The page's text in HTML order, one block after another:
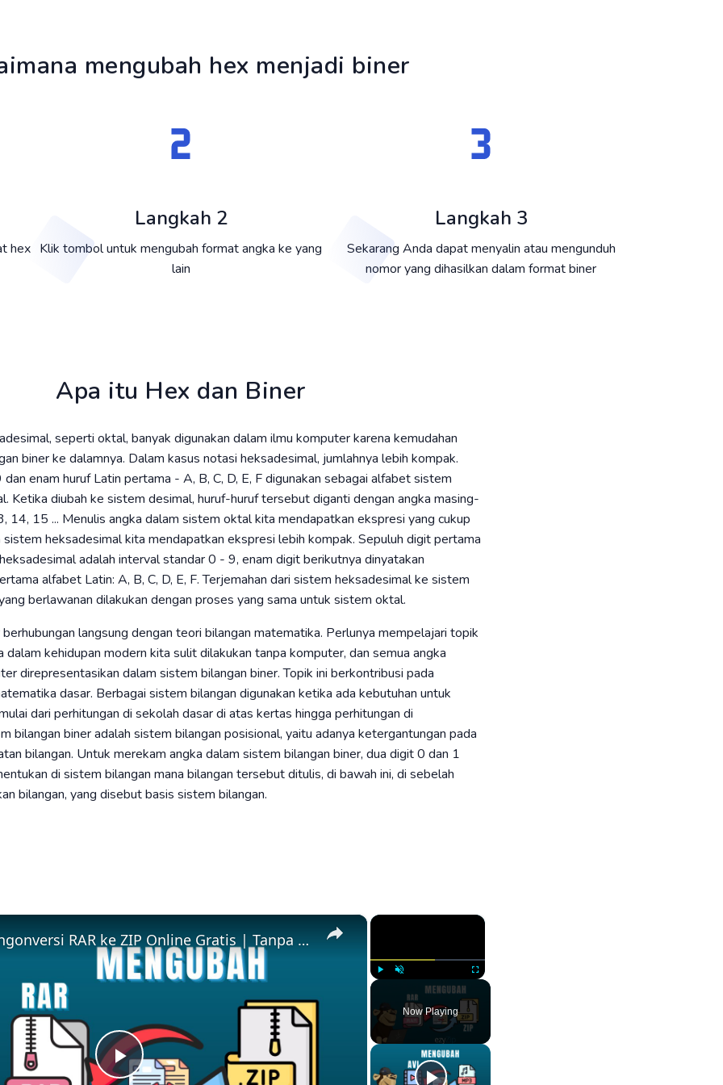
mengubah hex menjadi biner
hex
Langkah 2
Klik tombol untuk mengubah format angka ke yang
lain
Langkah 3
Sekarang Anda dapat menyalin atau mengunduh
nomor yang dihasilkan dalam format biner
Apa itu Hex dan Biner
seperti oktal, banyak digunakan dalam ilmu komputer karena kemudahan
biner ke dalamnya. Dalam kasus notasi heksadesimal, jumlahnya lebih kompak.
enam huruf Latin pertama - A, B, C, D, E, F digunakan sebagai alfabet sistem
Ketika diubah ke sistem desimal, huruf-huruf tersebut diganti dengan angka masing-
14, 15 ... Menulis angka dalam sistem oktal kita mendapatkan ekspresi yang cukup
heksadesimal kita mendapatkan ekspresi lebih kompak. Sepuluh digit pertama
adalah interval standar 0 - 9, enam digit berikutnya dinyatakan
alfabet Latin: A, B, C, D, E, F. Terjemahan dari sistem heksadesimal ke sistem
berlawanan dilakukan dengan proses yang sama untuk sistem oktal.
langsung dengan teori bilangan matematika. Perlunya mempelajari topik
dalam kehidupan modern kita sulit dilakukan tanpa komputer, dan semua angka
direpresentasikan dalam sistem bilangan biner. Topik ini berkontribusi pada
dasar. Berbagai sistem bilangan digunakan ketika ada kebutuhan untuk
dari perhitungan di sekolah dasar di atas kertas hingga perhitungan di
bilangan biner adalah sistem bilangan posisional, yaitu adanya ketergantungan pada
bilangan. Untuk merekam angka dalam sistem bilangan biner, dua digit 0 dan 1
di sistem bilangan mana bilangan tersebut ditulis, di bawah ini, di sebelah
bilangan, yang disebut basis sistem bilangan.
×
Fullscreen
Now Playing
×
Play
📦 Cara Mengonversi RAR ke ZIP Online Gratis | Tanpa Instalasi Perangkat Lunak